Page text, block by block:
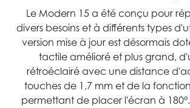
Le Modern 15 a été conçu pour
divers besoins et à différents types
version mise à jour est désormais
tactile amélioré et plus grand,
rétroéclairé avec une distance
touches de 1,7 mm et de la
permettant de placer l'écran à